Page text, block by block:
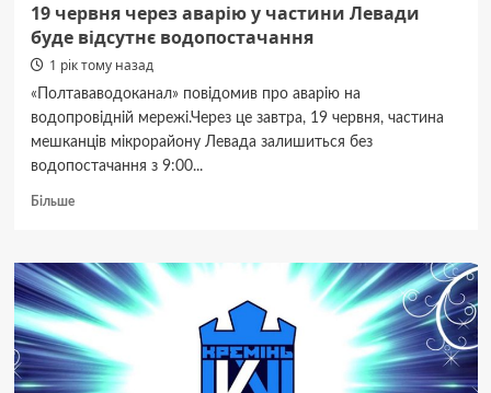
19 червня через аварію у частини Левади
буде відсутнє водопостачання
1 рік тому назад
«Полтававодоканал» повідомив про аварію на
водопровідній мережі.Через це завтра, 19 червня, частина
мешканців мікрорайону Левада залишиться без
водопостачання з 9:00...
БільшеДокладніше
червня
через
аварію
у
частини
Левади
буде